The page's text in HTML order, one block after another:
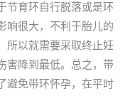
节育环自行脱落或是环
响很大，不利于胎儿的
所以就需要采取终止妊
害降到最低。总之，带
避免带环怀孕，在平时